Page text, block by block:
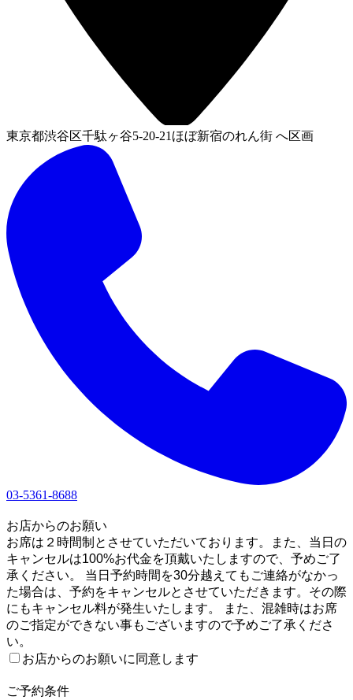
東京都渋谷区千駄ヶ谷5-20-21ほぼ新宿のれん街 へ区画
03-5361-8688
お店からのお願い
お席は２時間制とさせていただいております。また、当日の
キャンセルは100%お代金を頂戴いたしますので、予めご了
承ください。 当日予約時間を30分越えてもご連絡がなかっ
た場合は、予約をキャンセルとさせていただきます。その際
にもキャンセル料が発生いたします。 また、混雑時はお席
のご指定ができない事もございますので予めご了承くださ
い。
お店からのお願いに同意します
ご予約条件